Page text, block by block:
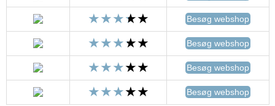
Besøg webshop
Besøg webshop
Besøg webshop
Besøg webshop